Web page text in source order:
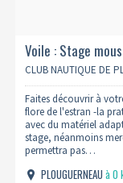
Voile : Stage
CLUB NAUTIQUE DE
Faites découvrir à
flore de l'estran -la
avec du matériel
stage, néanmoins
permettra pas…
PLOUGUERNEAUà 0